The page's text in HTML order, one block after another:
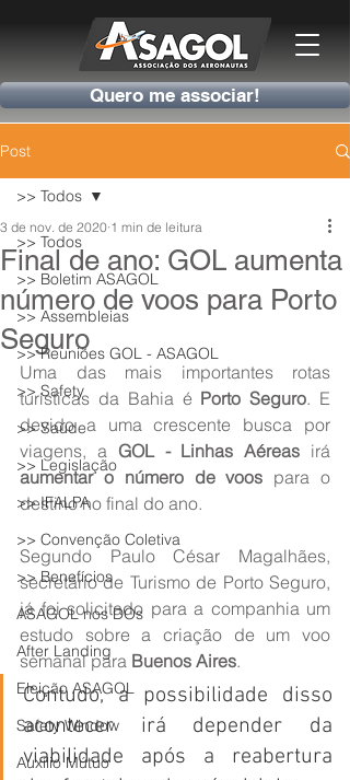
Quero me associar!
Post
>> Todos
>> Boletim ASAGOL
>> Assembleias
>> Reuniões GOL - ASAGOL
>> Safety
>> Saúde
>> Legislação
>> IFALPA
>> Convenção Coletiva
>> Benefícios
ASAGOL nos DOs
After Landing
Eleição ASAGOL
Safety Window
Auxílio Mútuo
>> Todos
Final de ano: GOL aumenta
número de voos para Porto
Seguro
3 de nov. de 2020 1 min de leitura
Uma das mais importantes rotas
turísticas da Bahia é Porto Seguro. E
devido a uma crescente busca por
viagens, a GOL - Linhas Aéreas
aumentar o número de voos para o
destino no final do ano.
Segundo Paulo César Magalhães,
secretário de Turismo de Porto Seguro,
já foi solicitado para a companhia um
estudo sobre a criação de um voo
semanal para Buenos Aires.
Contudo, a possibilidade disso
acontecer irá depender da
viabilidade após a reabertura